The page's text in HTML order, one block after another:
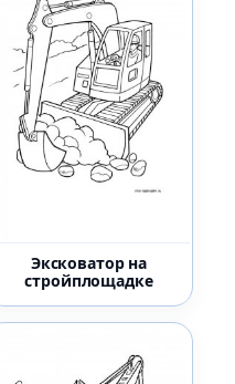
Эксковатор на
стройплощадке